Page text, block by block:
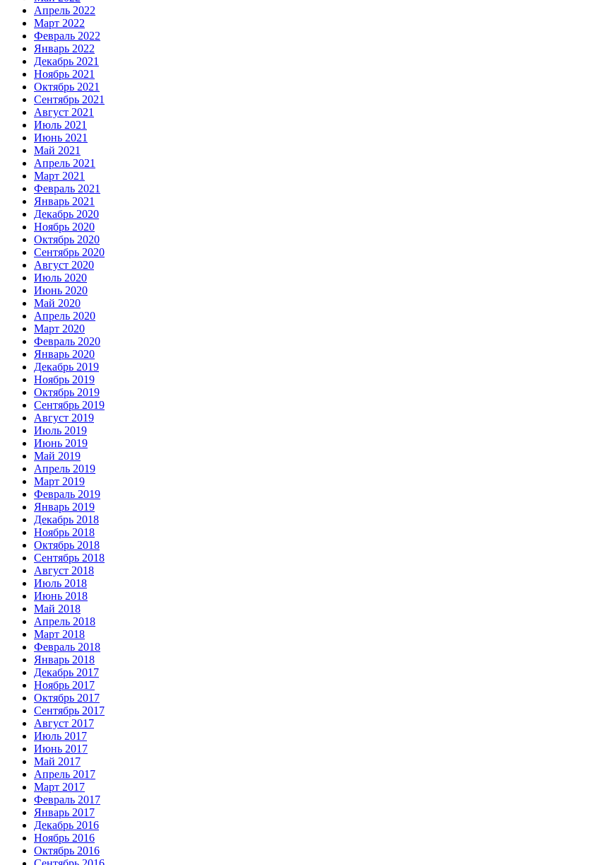
Апрель 2022
Март 2022
Февраль 2022
Январь 2022
Декабрь 2021
Ноябрь 2021
Октябрь 2021
Сентябрь 2021
Август 2021
Июль 2021
Июнь 2021
Май 2021
Апрель 2021
Март 2021
Февраль 2021
Январь 2021
Декабрь 2020
Ноябрь 2020
Октябрь 2020
Сентябрь 2020
Август 2020
Июль 2020
Июнь 2020
Май 2020
Апрель 2020
Март 2020
Февраль 2020
Январь 2020
Декабрь 2019
Ноябрь 2019
Октябрь 2019
Сентябрь 2019
Август 2019
Июль 2019
Июнь 2019
Май 2019
Апрель 2019
Март 2019
Февраль 2019
Январь 2019
Декабрь 2018
Ноябрь 2018
Октябрь 2018
Сентябрь 2018
Август 2018
Июль 2018
Июнь 2018
Май 2018
Апрель 2018
Март 2018
Февраль 2018
Январь 2018
Декабрь 2017
Ноябрь 2017
Октябрь 2017
Сентябрь 2017
Август 2017
Июль 2017
Июнь 2017
Май 2017
Апрель 2017
Март 2017
Февраль 2017
Январь 2017
Декабрь 2016
Ноябрь 2016
Октябрь 2016